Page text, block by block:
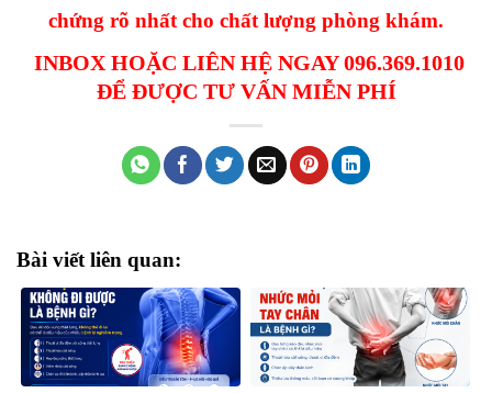
chứng rõ nhất cho chất lượng phòng khám.
INBOX HOẶC LIÊN HỆ NGAY 096.369.1010
ĐỂ ĐƯỢC TƯ VẤN MIỄN PHÍ
Bài viết liên quan: